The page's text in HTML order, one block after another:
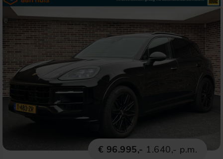
€ 96.995,- 1.640,- p.m.